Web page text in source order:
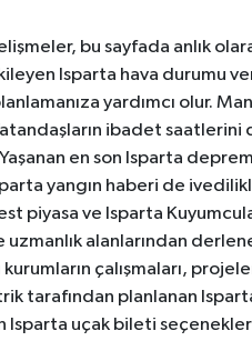
bu sayfada anlık
Isparta hava durumu
yardımcı olur.
ibadet
en son Isparta
yangın haberi de
piyasa ve Isparta
uzmanlık alanlarından
çalışmaları,
tarafından planlanan
Isparta uçak bileti